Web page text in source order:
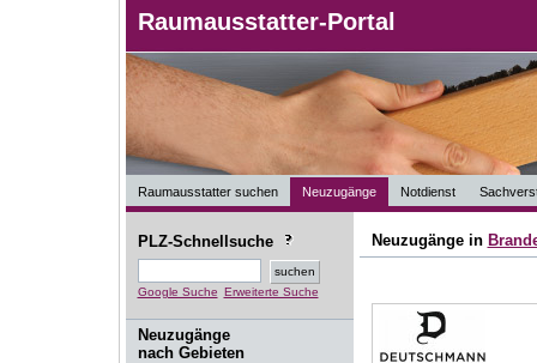
Raumausstatter-Portal
Raumausstatter suchen Neuzugänge Notdienst
PLZ-Schnellsuche
Google Suche Erweiterte Suche
Neuzugänge
nach Gebieten
Neuzugänge in